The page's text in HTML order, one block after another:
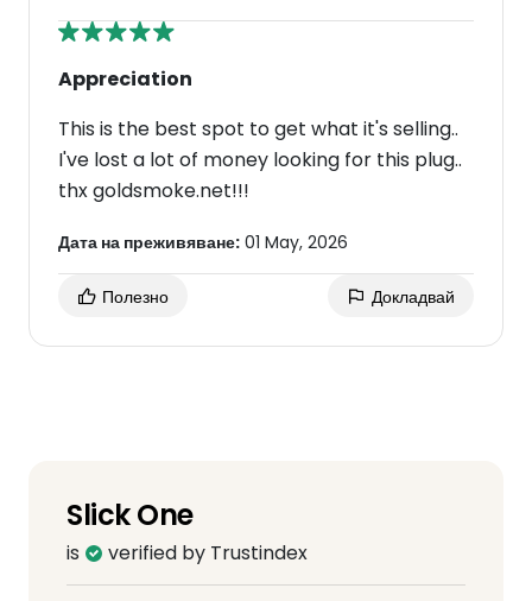
Appreciation
This is the best spot to get what it's selling..
I've lost a lot of money looking for this plug..
thx goldsmoke.net!!!
Дата на преживяване: 01 May, 2026
Полезно Докладвай
Slick One
is verified by Trustindex